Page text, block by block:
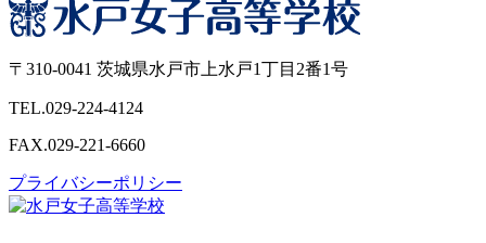
〒310-0041 茨城県水戸市上水戸1丁目2番1号
TEL.029-224-4124
FAX.029-221-6660
プライバシーポリシー